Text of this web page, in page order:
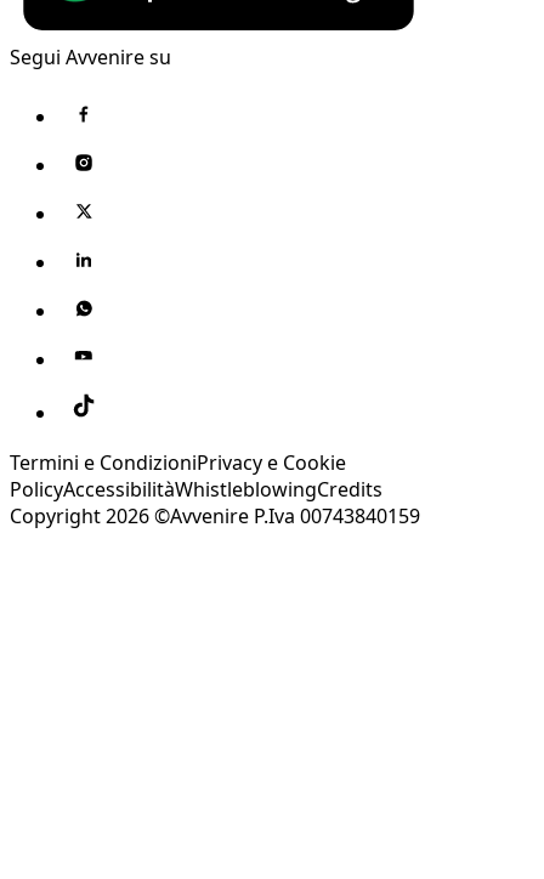
Segui Avvenire su
Termini e CondizioniPrivacy e Cookie
PolicyAccessibilitàWhistleblowingCredits
Copyright 2026 ©Avvenire P.Iva 00743840159